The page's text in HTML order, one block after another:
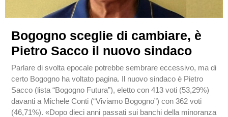
Bogogno sceglie di cambiare, è
Pietro Sacco il nuovo sindaco
Parlare di svolta epocale potrebbe sembrare eccessivo, ma di
certo Bogogno ha voltato pagina. Il nuovo sindaco è Pietro
Sacco (lista “Bogogno Futura”), eletto con 413 voti (53,29%)
davanti a Michele Conti (“Viviamo Bogogno”) con 362 voti
(46,71%). «Dopo dieci anni passati sui banchi della minoranza